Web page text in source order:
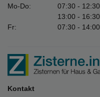
Mo-Do:
07:30 - 12:30
13:00 - 16:30
Fr:
07:30 - 14:00
Kontakt